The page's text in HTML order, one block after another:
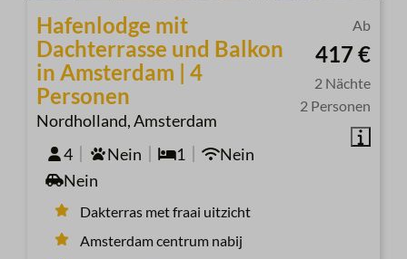
Ab
417 €
2 Nächte
2 Personen
Hafenlodge mit
Dachterrasse und Balkon
in Amsterdam | 4
Personen
Nordholland, Amsterdam
4
Nein 1
Nein
Nein
Dakterras met fraai uitzicht
Amsterdam centrum nabij